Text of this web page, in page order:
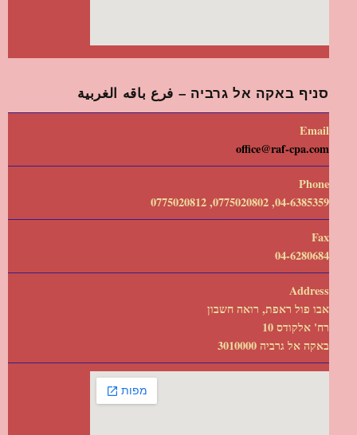
סניף באקה אל גרביה – فرع باقه الغربية
Email
office@raf-cpa.com
Phone
04-6385359, 0775020802, 0775020812
Fax
04-6280684
Address
אבו פול ראפת, רואה חשבון
רח' אלקודס 10
באקה אל גרביה 3010000